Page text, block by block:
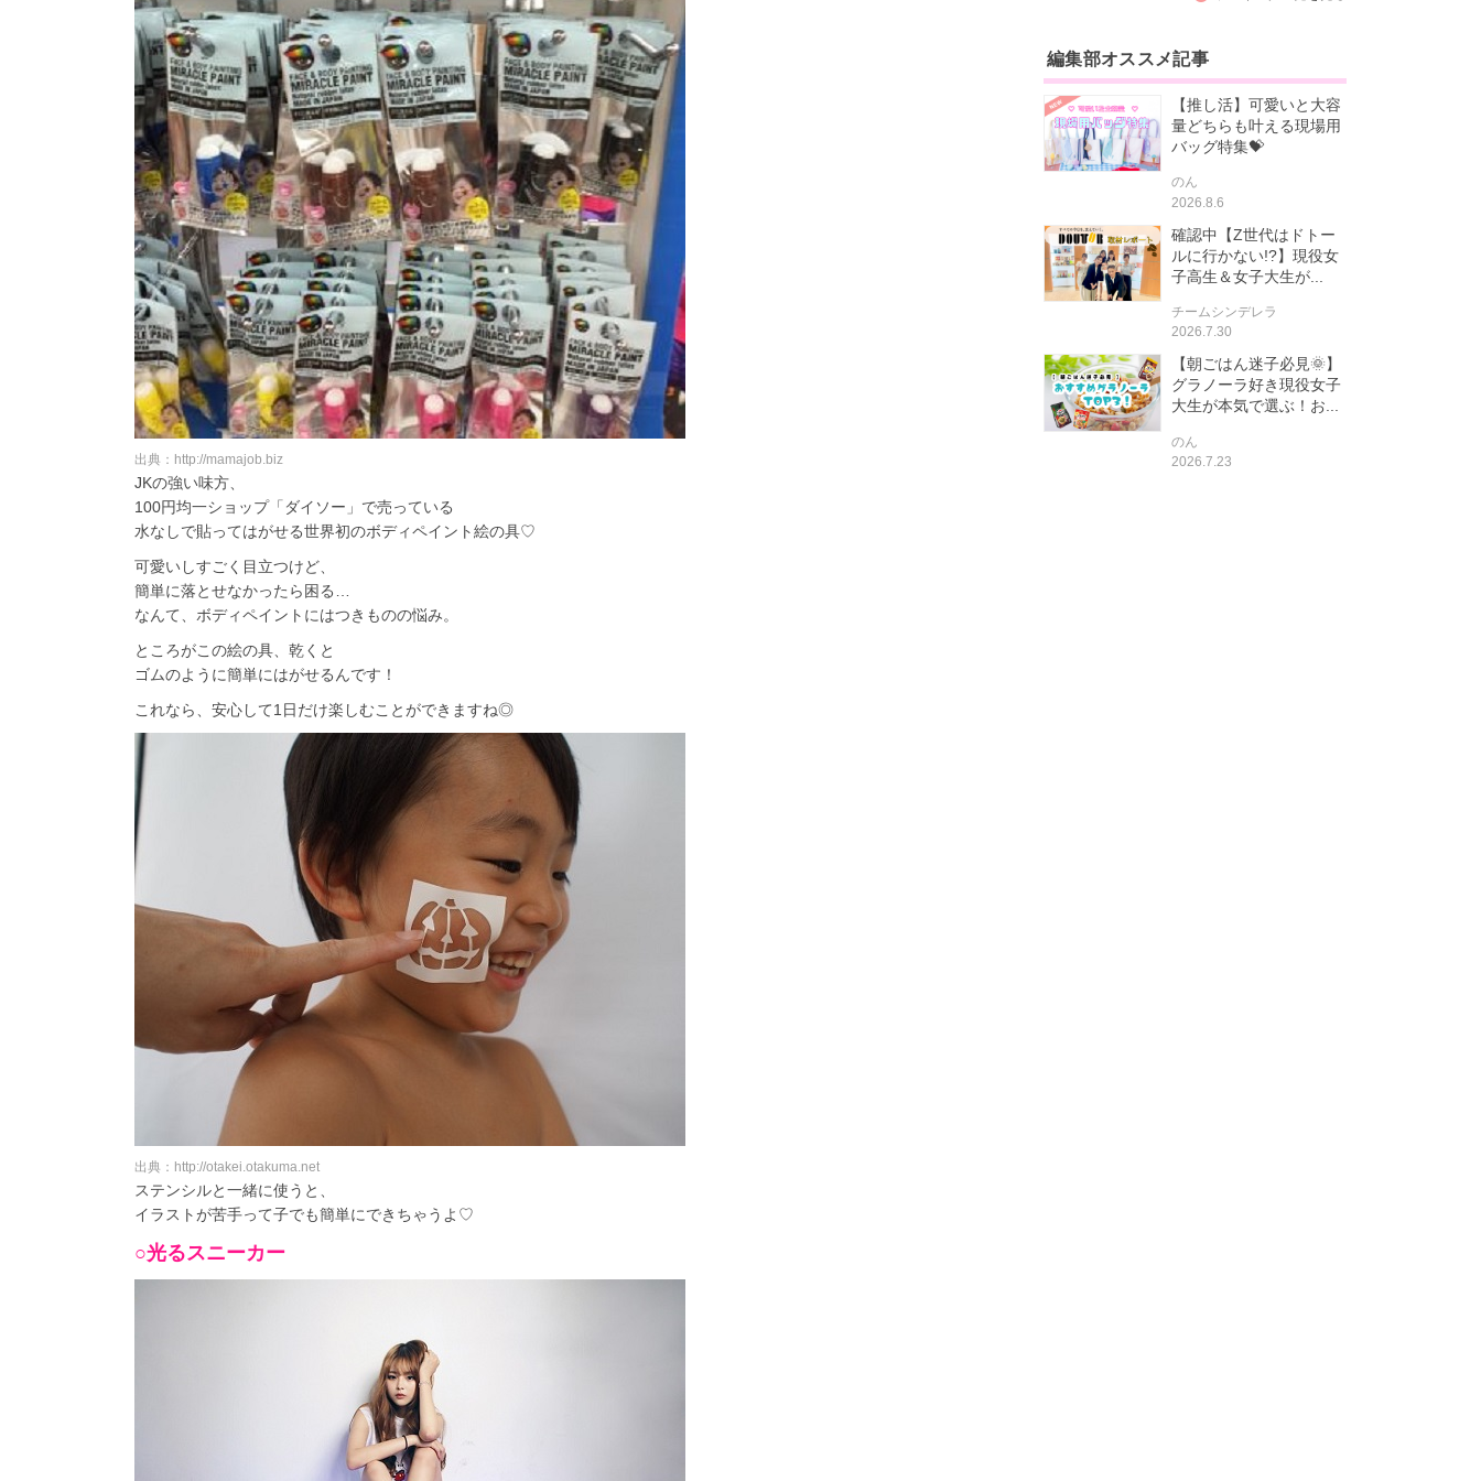
出典：http://mamajob.biz
JKの強い味方、
100円均一ショップ「ダイソー」で売っている
水なしで貼ってはがせる世界初のボディペイント絵の具♡
可愛いしすごく目立つけど、
簡単に落とせなかったら困る…
なんて、ボディペイントにはつきものの悩み。
ところがこの絵の具、乾くと
ゴムのように簡単にはがせるんです！
これなら、安心して1日だけ楽しむことができますね◎
出典：http://otakei.otakuma.net
ステンシルと一緒に使うと、
イラストが苦手って子でも簡単にできちゃうよ♡
○光るスニーカー
編集部オススメ記事
【推し活】可愛いと大容
量どちらも叶える現場用
バッグ特集💝
のん
2026.8.6
確認中【Z世代はドトー
ルに行かない!?】現役女
子高生＆女子大生が...
チームシンデレラ
2026.7.30
【朝ごはん迷子必見🌞】
グラノーラ好き現役女子
大生が本気で選ぶ！お...
のん
2026.7.23